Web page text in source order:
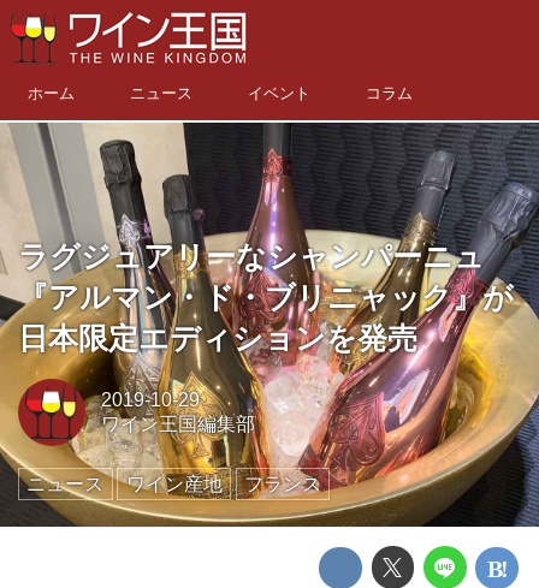
ホーム ニュース イベント コラム
ラグジュアリーなシャンパーニュ
『アルマン・ド・ブリニャック』が
日本限定エディションを発売
2019-10-29
ワイン王国編集部
ニュース ワイン産地 フランス